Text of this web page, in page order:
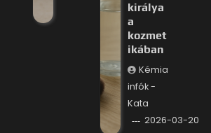
királya
a
kozmet
ikában
Kémia
infók -
Kata
2026-03-20